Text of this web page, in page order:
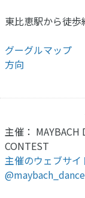
東比恵駅から徒歩
グーグルマップ
方向
主催： MAYBACH
CONTEST
主催のウェブサイ